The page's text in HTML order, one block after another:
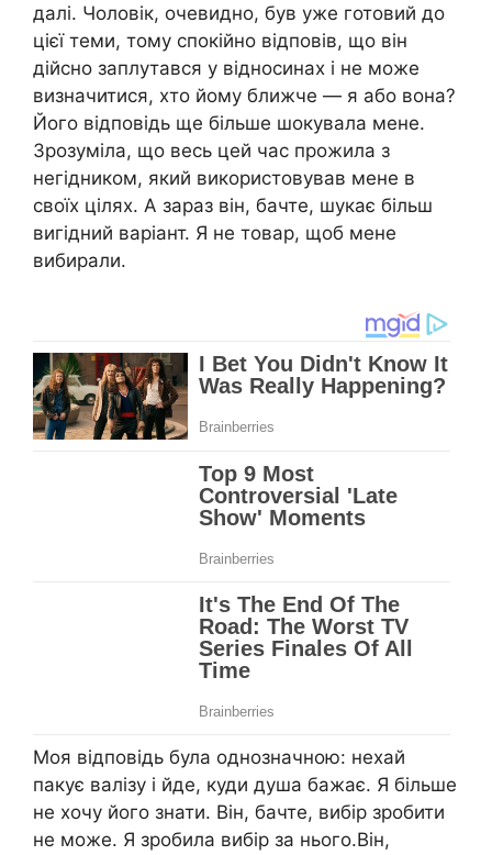
далі. Чоловік, очевидно, був уже готовий до
цієї теми, тому спокійно відповів, що він
дійсно заплутався у відносинах і не може
визначитися, хто йому ближче — я або вона?
Його відповідь ще більше шокувала мене.
Зрозуміла, що весь цей час прожила з
негідником, який використовував мене в
своїх цілях. А зараз він, бачте, шукає більш
вигідний варіант. Я не товар, щоб мене
вибирали.
Моя відповідь була однозначною: нехай
пакує валізу і йде, куди душа бажає. Я більше
не хочу його знати. Він, бачте, вибір зробити
не може. Я зробила вибір за нього.Він,